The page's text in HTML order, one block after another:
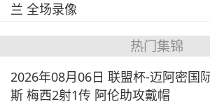
兰 全场录像
热门集锦
2026年08月06日 联盟杯-迈阿密国
斯 梅西2射1传 阿伦助攻戴帽